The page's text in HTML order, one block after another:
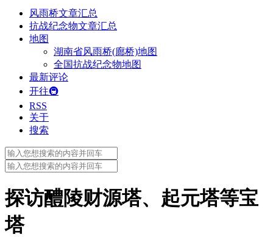
风雨桥文章汇总
抗战纪念物文章汇总
地图
湖南省风雨桥(廊桥)地图
全国抗战纪念物地图
最新评论
开往🚇
RSS
关于
搜索
Search
for:
Search
for:
探访醴陵财源塔、起元塔等宝
塔